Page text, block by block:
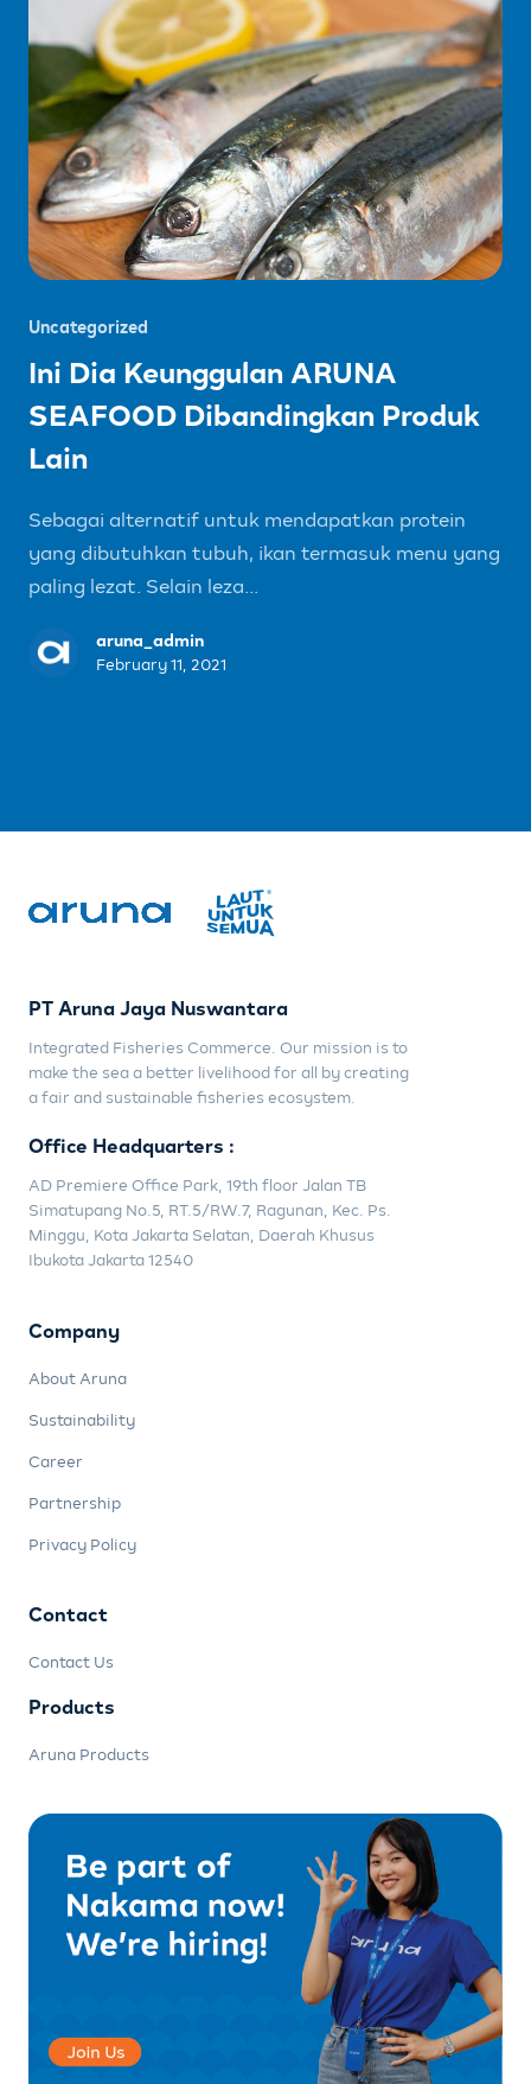
Uncategorized
Ini Dia Keunggulan ARUNA
SEAFOOD Dibandingkan Produk
Lain
Sebagai alternatif untuk mendapatkan protein
yang dibutuhkan tubuh, ikan termasuk menu yang
paling lezat. Selain leza...
aruna_admin
February 11, 2021
PT Aruna Jaya Nuswantara
Integrated Fisheries Commerce. Our mission is to
make the sea a better livelihood for all by creating
a fair and sustainable fisheries ecosystem.
Office Headquarters :
AD Premiere Office Park, 19th floor Jalan TB
Simatupang No.5, RT.5/RW.7, Ragunan, Kec. Ps.
Minggu, Kota Jakarta Selatan, Daerah Khusus
Ibukota Jakarta 12540
Company
About Aruna
Sustainability
Career
Partnership
Privacy Policy
Contact
Contact Us
Products
Aruna Products